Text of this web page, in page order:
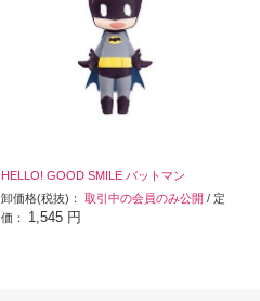
HELLO! GOOD SMILE バットマン
卸価格(税抜)： 取引中の会員のみ公開 / 定
価： 1,545 円